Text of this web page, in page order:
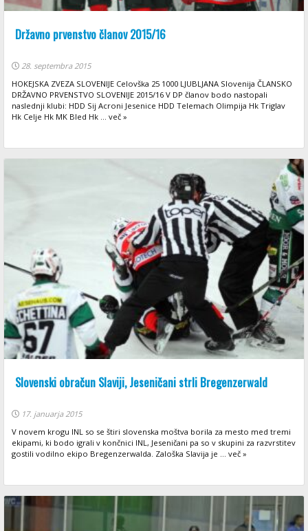
Državno prvenstvo članov 2015/16
28. septembra 2015
HOKEJSKA ZVEZA SLOVENIJE Celovška 25 1000 LJUBLJANA Slovenija ČLANSKO
DRŽAVNO PRVENSTVO SLOVENIJE 2015/16 V DP članov bodo nastopali
naslednji klubi: HDD Sij Acroni Jesenice HDD Telemach Olimpija Hk Triglav
Hk Celje Hk MK Bled Hk ... več »
Slovenski obračun Slaviji, Jeseničani strli Bregenzerwald
17. januarja 2015
V novem krogu INL so se štiri slovenska moštva borila za mesto med tremi
ekipami, ki bodo igrali v končnici INL, Jeseničani pa so v skupini za razvrstitev
gostili vodilno ekipo Bregenzerwalda. Zaloška Slavija je ... več »